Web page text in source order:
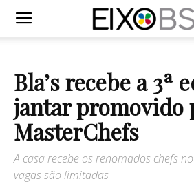
Bla’s recebe a 3ª
jantar promovido
MasterChefs
A casa recebe os renomados chefs
vagas são limitadas